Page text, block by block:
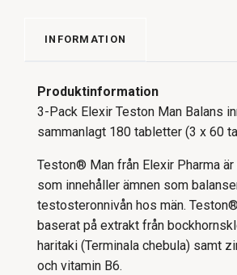
INFORMATION
Produktinformation
3-Pack Elexir Teston Man Balans
sammanlagt 180 tabletter (3 x 60
Teston® Man från Elexir Pharma
som innehåller ämnen som
testosteronnivån hos män.
baserat på extrakt från
haritaki (Terminala chebula) samt
och vitamin B6.